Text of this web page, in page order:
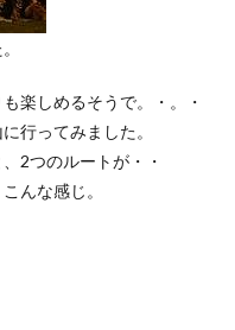
楽しめるそうで。・。・
行ってみました。
2つのルートが・・
んな感じ。